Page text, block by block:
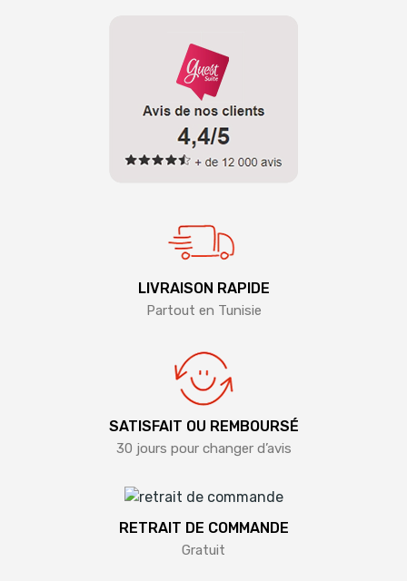
LIVRAISON RAPIDE
Partout en Tunisie
SATISFAIT OU REMBOURSÉ
30 jours pour changer d’avis
RETRAIT DE COMMANDE
Gratuit